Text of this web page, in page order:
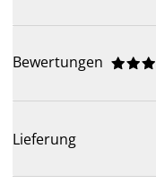
Bewertungen 



Lieferung